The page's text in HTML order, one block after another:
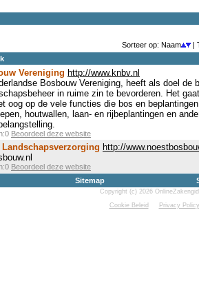
Sorteer op: Naam |
Vereniging http://www.knbv.nl
Bosbouw Vereniging, heeft als doel de
in ruime zin te bevorderen. Het
oog op de vele functies die bos en
houtwallen, laan- en rijbeplantingen en
Beoordeel deze website
http://
Beoordeel deze website
Sitemap
Copyright (c) 2026
Cookie Beleid
Privacy Policy